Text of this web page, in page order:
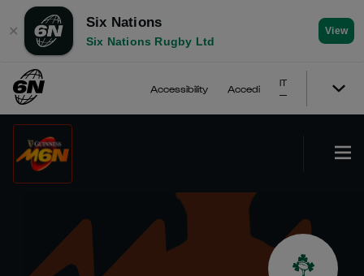
✕
Six Nations
Six Nations Rugby Ltd
View
Accessibility Accedi
IT